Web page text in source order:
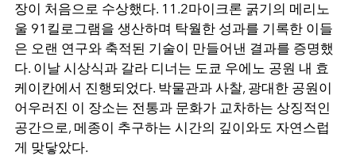
장이 처음으로 수상했다. 11.2마이크론 굵기의 메리노
울 91킬로그램을 생산하며 탁월한 성과를 기록한 이들
은 오랜 연구와 축적된 기술이 만들어낸 결과를 증명했
다. 이날 시상식과 갈라 디너는 도쿄 우에노 공원 내 효
케이칸에서 진행되었다. 박물관과 사찰, 광대한 공원이
어우러진 이 장소는 전통과 문화가 교차하는 상징적인
공간으로, 메종이 추구하는 시간의 깊이와도 자연스럽
게 맞닿았다.